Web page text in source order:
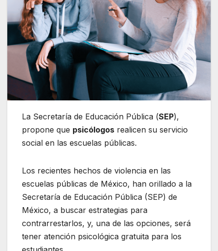
La Secretaría de Educación Pública (SEP),
propone que psicólogos realicen su servicio
social en las escuelas públicas.
Los recientes hechos de violencia en las
escuelas públicas de México, han orillado a la
Secretaría de Educación Pública (SEP) de
México, a buscar estrategias para
contrarrestarlos, y, una de las opciones, será
tener atención psicológica gratuita para los